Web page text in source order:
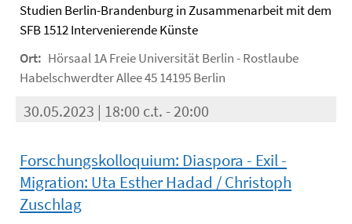
Studien Berlin-Brandenburg in Zusammenarbeit mit dem
SFB 1512 Intervenierende Künste
Ort: Hörsaal 1A Freie Universität Berlin - Rostlaube
Habelschwerdter Allee 45 14195 Berlin
30.05.2023 | 18:00 c.t. - 20:00
Forschungskolloquium: Diaspora - Exil -
Migration: Uta Esther Hadad / Christoph
Zuschlag